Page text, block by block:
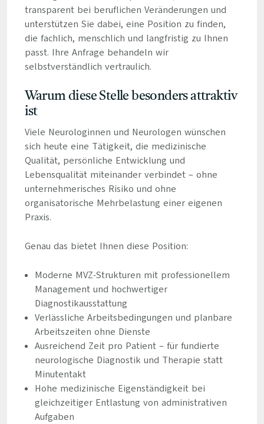
transparent bei beruflichen Veränderungen und
unterstützen Sie dabei, eine Position zu finden,
die fachlich, menschlich und langfristig zu Ihnen
passt. Ihre Anfrage behandeln wir
selbstverständlich vertraulich.
Warum diese Stelle besonders attraktiv
ist
Viele Neurologinnen und Neurologen wünschen
sich heute eine Tätigkeit, die medizinische
Qualität, persönliche Entwicklung und
Lebensqualität miteinander verbindet – ohne
unternehmerisches Risiko und ohne
organisatorische Mehrbelastung einer eigenen
Praxis.
Genau das bietet Ihnen diese Position:
Moderne MVZ-Strukturen mit professionellem
Management und hochwertiger
Diagnostikausstattung
Verlässliche Arbeitsbedingungen und planbare
Arbeitszeiten ohne Dienste
Ausreichend Zeit pro Patient – für fundierte
neurologische Diagnostik und Therapie statt
Minutentakt
Hohe medizinische Eigenständigkeit bei
gleichzeitiger Entlastung von administrativen
Aufgaben